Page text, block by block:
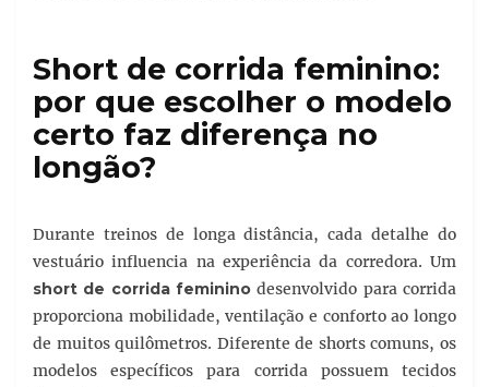
Short de corrida feminino:
por que escolher o modelo
certo faz diferença no
longão?
Durante treinos de longa distância, cada detalhe do
vestuário influencia na experiência da corredora. Um
short de corrida feminino desenvolvido para corrida
proporciona mobilidade, ventilação e conforto ao longo
de muitos quilômetros. Diferente de shorts comuns, os
modelos específicos para corrida possuem tecidos